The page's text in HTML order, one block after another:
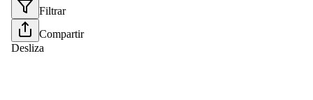
Filtrar
Compartir
Desliza